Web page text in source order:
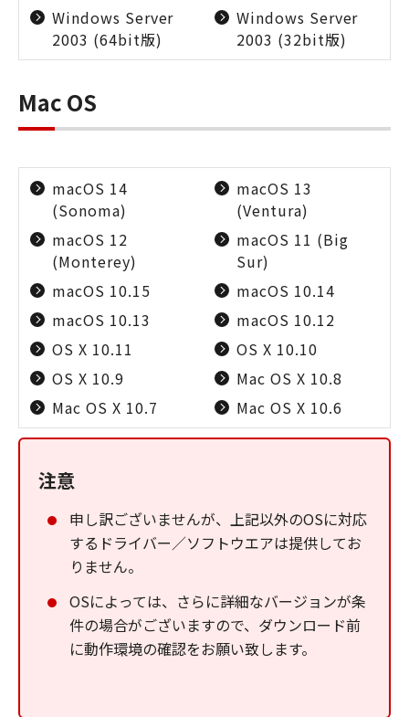
Windows Server
2003 (64bit版)
Windows Server
2003 (32bit版)
Mac OS
macOS 14
(Sonoma)
macOS 13
(Ventura)
macOS 12
(Monterey)
macOS 11 (Big
Sur)
macOS 10.15
macOS 10.14
macOS 10.13
macOS 10.12
OS X 10.11
OS X 10.10
OS X 10.9
Mac OS X 10.8
Mac OS X 10.7
Mac OS X 10.6
注意
申し訳ございませんが、上記以外のOSに対応
するドライバー／ソフトウエアは提供してお
りません。
OSによっては、さらに詳細なバージョンが条
件の場合がございますので、ダウンロード前
に動作環境の確認をお願い致します。